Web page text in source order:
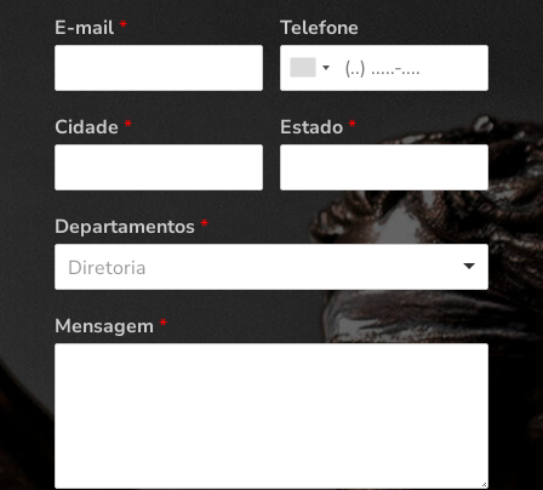
E-mail* Telefone
Cidade * Estado*
Departamentos*
Diretoria
Mensagem *